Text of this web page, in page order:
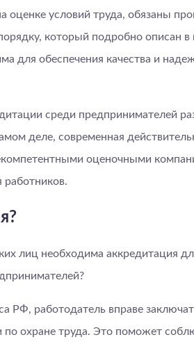
условий труда, обязаны
который подробно описан
для обеспечения качества и
среди предпринимателей
деле, современная
оценочными
работников.
лиц необходима аккредитация
РФ, работодатель вправе
охране труда. Это поможет